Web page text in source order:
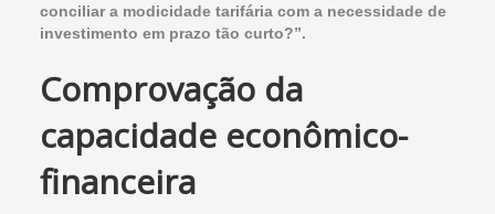
conciliar a modicidade tarifária com a necessidade de
investimento em prazo tão curto?”.
Comprovação da
capacidade econômico-
financeira